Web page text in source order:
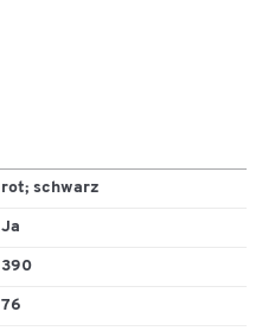
rot; schwarz
Ja
390
76